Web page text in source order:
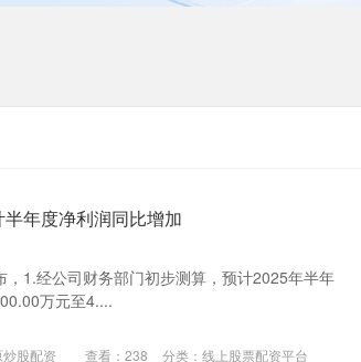
年度净利润同比增加
1.经公司财务部门初步测算，预计2025年半年
万元至4....
股配资 查看：238 分类：线上股票配资平台